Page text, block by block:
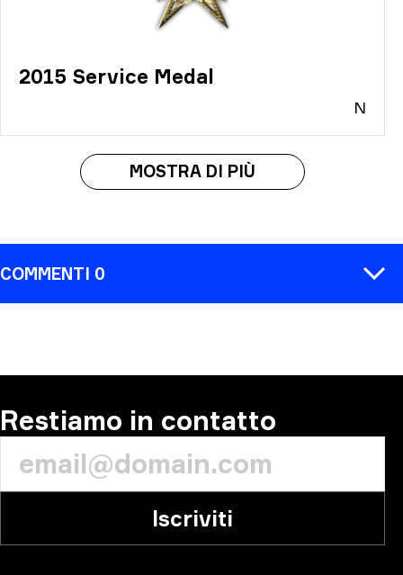
2015 Service Medal
N
MOSTRA DI PIÙ
COMMENTI 0
Restiamo in contatto
Iscriviti